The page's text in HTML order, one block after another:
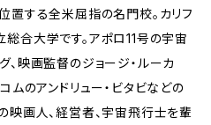
置する全米屈指の名門校。カリフ
合大学です。アポロ11号の宇宙
、映画監督のジョージ・ルーカ
ムのアンドリュー・ビタビなどの
映画人、経営者、宇宙飛行士を輩